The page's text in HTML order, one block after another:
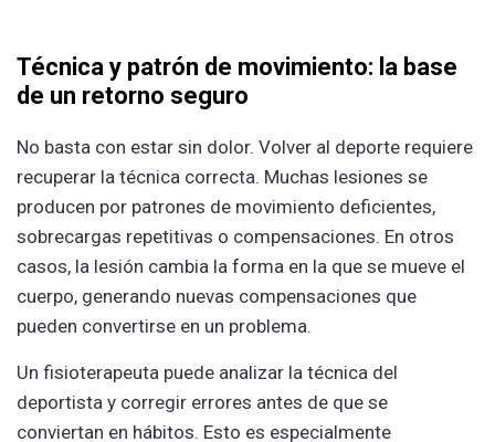
Técnica y patrón de movimiento: la base
de un retorno seguro
No basta con estar sin dolor. Volver al deporte requiere
recuperar la técnica correcta. Muchas lesiones se
producen por patrones de movimiento deficientes,
sobrecargas repetitivas o compensaciones. En otros
casos, la lesión cambia la forma en la que se mueve el
cuerpo, generando nuevas compensaciones que
pueden convertirse en un problema.
Un fisioterapeuta puede analizar la técnica del
deportista y corregir errores antes de que se
conviertan en hábitos. Esto es especialmente